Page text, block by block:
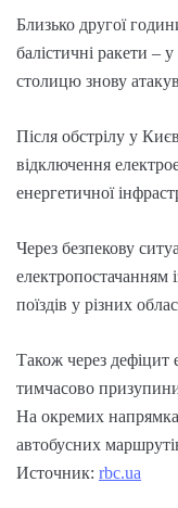
Близько другої
балістичні ракети –
столицю знову
Після обстрілу у
відключення
енергетичної
Через безпекову
електропостачанням
поїздів у різних
Також через дефіцит
тимчасово
На окремих
автобусних
Источник: rbc.ua